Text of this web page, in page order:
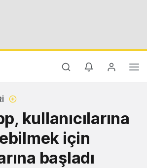
kullanıcılarına
için
başladı